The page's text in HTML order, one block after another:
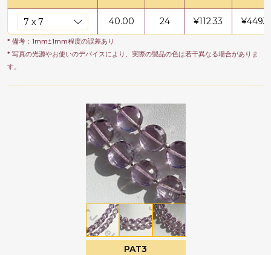
40.00 24 ¥112.33 ¥
* 備考：1mm±1mm程度の誤差あり
* 写真の光源やお使いのデバイスにより、実際の製品の色は若干異なる場合がありま
す。
PAT3